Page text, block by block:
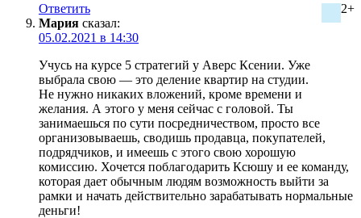
2+
Ответить
Мария сказал:
05.02.2021 в 14:30
Учусь на курсе 5 стратегий у Аверс Ксении. Уже
выбрала свою — это деление квартир на студии.
Не нужно никаких вложений, кроме времени и
желания. А этого у меня сейчас с головой. Ты
занимаешься по сути посредничеством, просто все
организовываешь, сводишь продавца, покупателей,
подрядчиков, и имеешь с этого свою хорошую
комиссию. Хочется поблагодарить Ксюшу и ее команду,
которая дает обычным людям возможность выйти за
рамки и начать действительно зарабатывать нормальные
деньги!